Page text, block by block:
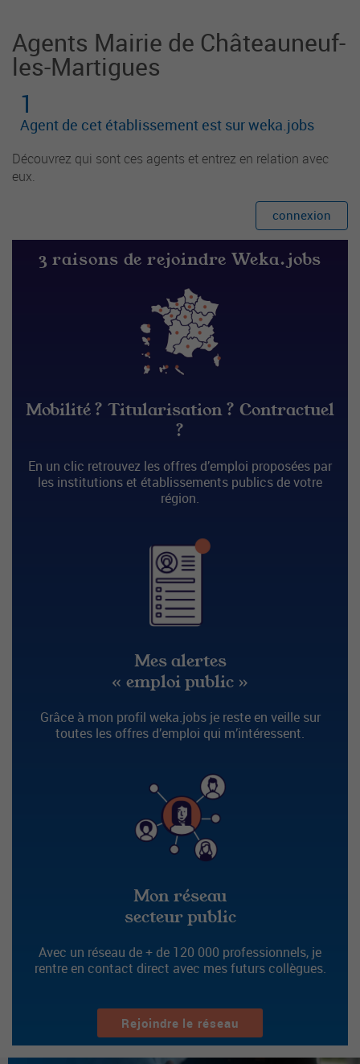
Agents Mairie de Châteauneuf-
les-Martigues
1
Agent de cet établissement est sur weka.jobs
Découvrez qui sont ces agents et entrez en relation avec
eux.
connexion
3 raisons de rejoindre Weka.jobs
Mobilité ? Titularisation ? Contractuel
?
En un clic retrouvez les offres d’emploi proposées par
les institutions et établissements publics de votre
région.
Mes alertes
« emploi public »
Grâce à mon profil weka.jobs je reste en veille sur
toutes les offres d’emploi qui m’intéressent.
Mon réseau
secteur public
Avec un réseau de + de 120 000 professionnels, je
rentre en contact direct avec mes futurs collègues.
Rejoindre le réseau